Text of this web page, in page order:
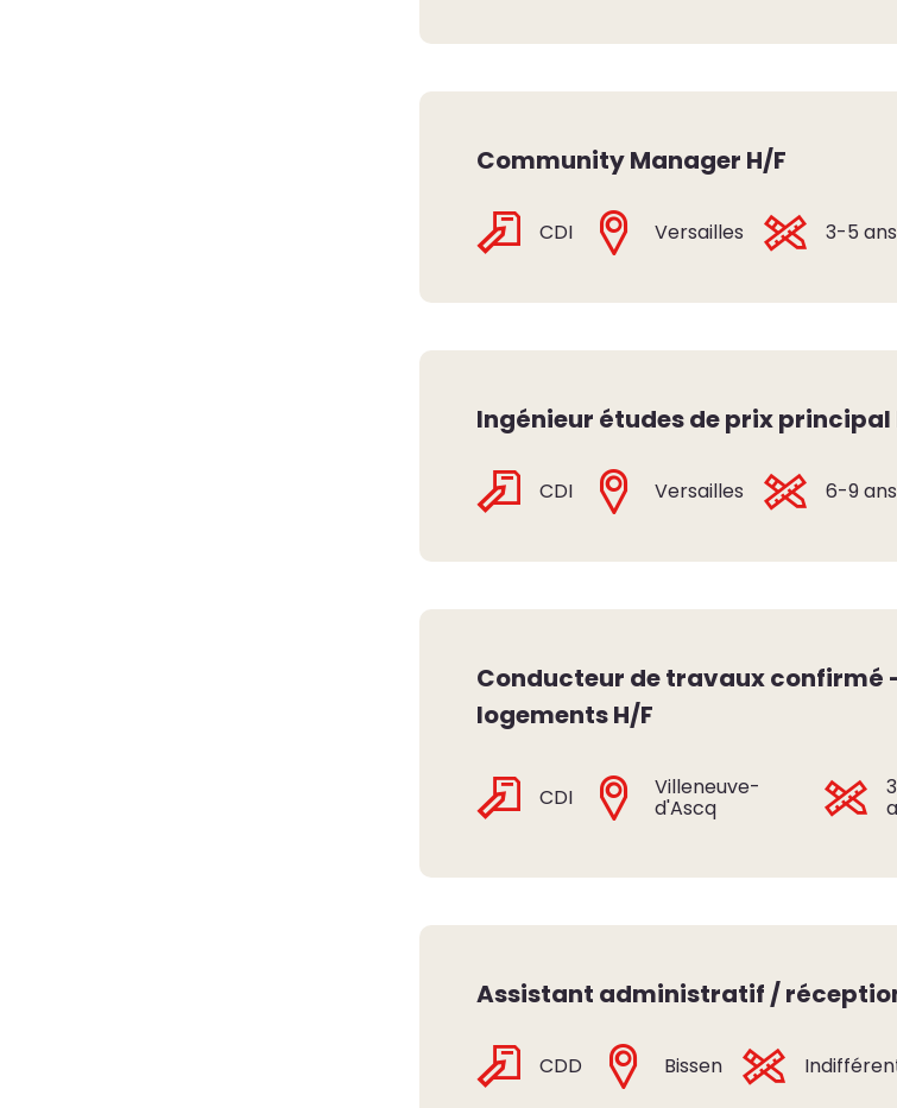
Community Manager H/F
CDI Versailles 3-5 ans
Ingénieur études de prix principal
CDI Versailles 6-9 ans
Conducteur de travaux
logements H/F
CDI Villeneuve-
d'Ascq
Assistant administratif /
CDD Bissen